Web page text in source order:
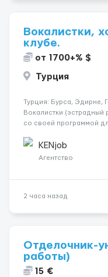
Вокалистки,
клубе.
от 1700+% $
Турция
Турция: Бурса, Эдирне,
Вокалистки (эстрадный
со своей программой
одного до трех
KENjob
Агентство
2 часа назад
Отделочник-
работы)
15 €